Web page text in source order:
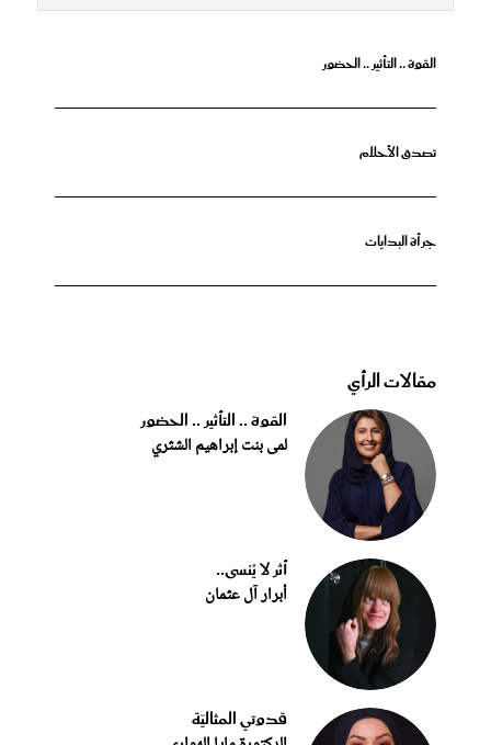
القوة .. التأثير .. الحضور
تصدق الأحلام
جرأة البدايات
مقالات الرأي
القوة .. التأثير .. الحضور
لمى بنت إبراهيم الشثري
أثر لا يُنسى..
أبرار آل عثمان
قدوتي المثاليّة